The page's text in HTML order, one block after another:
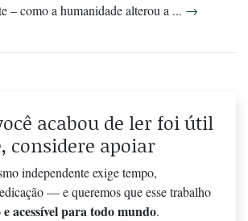
– como a humanidade alterou a ... →
acabou de ler foi útil
considere apoiar
independente exige tempo,
— e queremos que esse trabalho
acessível para todo mundo.